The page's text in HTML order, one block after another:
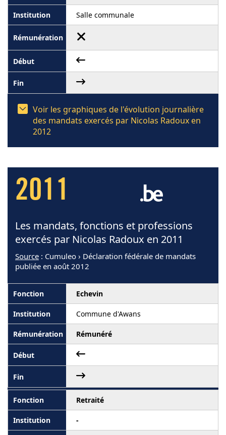
Salle communale
Voir les graphiques de l'évolution journalière
des mandats exercés par Nicolas Radoux en
2012
2011
Les mandats, fonctions et professions
exercés par Nicolas Radoux en 2011
Source : Cumuleo › Déclaration fédérale de mandats
publiée en août 2012
Echevin
Commune d'Awans
Rémunéré
Retraité
-